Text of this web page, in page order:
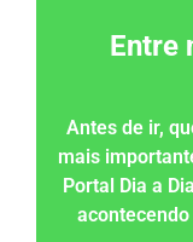
Entre
Antes de ir,
mais
Portal Dia a